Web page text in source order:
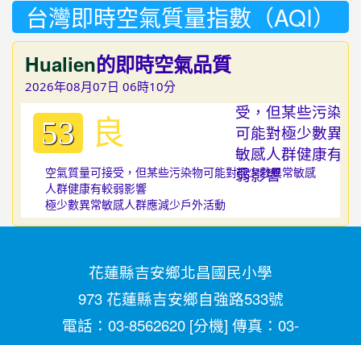
台灣即時空氣質量指數（AQI）
Hualien的即時空氣品質
2026年08月07日 06時10分
53 良
空氣質量可接受，但某些污染物可能對極少數異常敏感
人群健康有較弱影響
極少數異常敏感人群應減少戶外活動
花蓮縣吉安鄉北昌國民小學
973 花蓮縣吉安鄉自強路533號
電話：03-8562620 [分機] 傳真：03-